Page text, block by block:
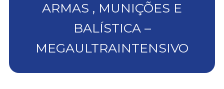
ARMAS , MUNIÇÕES E
BALÍSTICA –
MEGAULTRAINTENSIVO